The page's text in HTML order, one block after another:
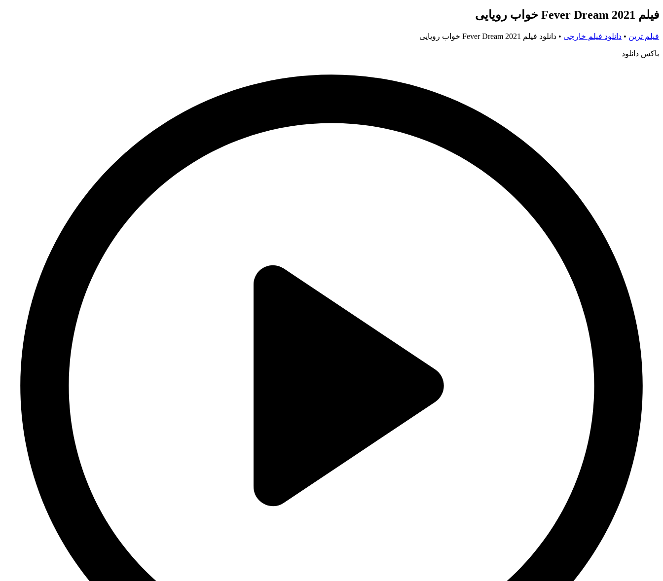
فیلم Fever Dream 2021 خواب رویایی
فیلم ترین • دانلود فیلم خارجی • دانلود فیلم Fever Dream 2021 خواب رویایی
باکس دانلود